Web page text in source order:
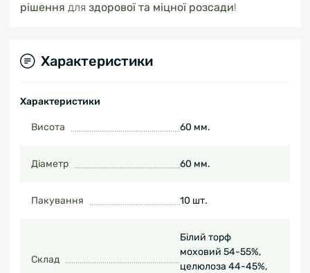
рішення для здорової та міцної розсади!
Характеристики
Характеристики
Висота 60 мм.
Діаметр 60 мм.
Пакування 10 шт.
Склад
Білий торф
моховий 54-55%,
целюлоза 44-45%,